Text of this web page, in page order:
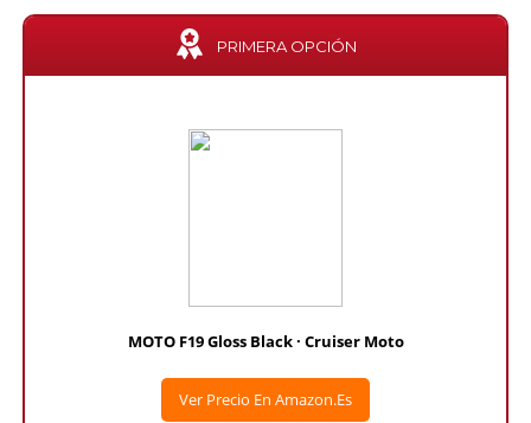
PRIMERA OPCIÓN
MOTO F19 Gloss Black · Cruiser Moto
Ver Precio En Amazon.es